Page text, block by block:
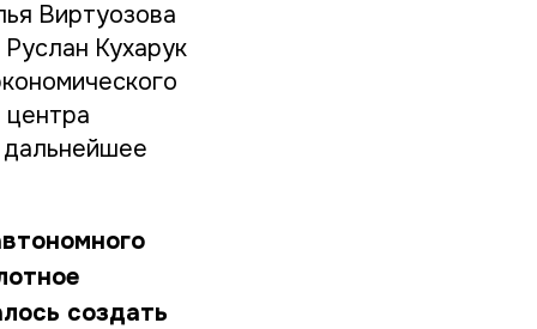
Виртуозова
Кухарук
создать